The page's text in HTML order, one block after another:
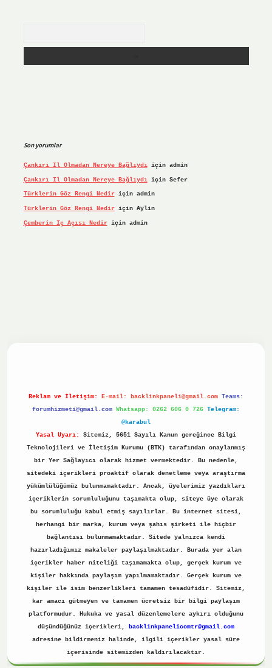
Son yorumlar
Çankırı Il Olmadan Nereye Bağlıydıiçin admin
Çankırı Il Olmadan Nereye Bağlıydıiçin Sefer
Türklerin Göz Rengi Nediriçin admin
Türklerin Göz Rengi Nediriçin Aylin
Çemberin Iç Açısı Nediriçin admin
Reklam ve İletişim: E-mail: backlinkpaneli@gmail.com Teams:
forumhizmeti@gmail.com Whatsapp: 0262 606 0 726 Telegram:
@karabul
Yasal Uyarı:
Sitemiz, 5651 Sayılı Kanun gereğince Bilgi
Teknolojileri ve İletişim Kurumu (BTK) tarafından onaylanmış
bir Yer Sağlayıcı olarak hizmet vermektedir. Bu nedenle,
sitedeki içerikleri proaktif olarak denetleme veya araştırma
yükümlülüğümüz bulunmamaktadır. Ancak, üyelerimiz yazdıkları
içeriklerin sorumluluğunu taşımakta olup, siteye üye olarak
bu sorumluluğu kabul etmiş sayılırlar. Bu internet sitesi,
herhangi bir marka, kurum veya şahıs şirketi ile hiçbir
bağlantısı bulunmamaktadır. Sitede yalnızca kendi
hazırladığımız makaleler paylaşılmaktadır. Burada yer alan
içerikler haber niteliği taşımamakta olup, gerçek kurum ve
kişiler hakkında paylaşım yapılmamaktadır. Gerçek kurum ve
kişiler ile isim benzerlikleri tamamen tesadüfidir. Sitemiz,
kar amacı gütmeyen ve tamamen ücretsiz bir bilgi paylaşım
platformudur. Hukuka ve yasal düzenlemelere aykırı olduğunu
düşündüğünüz içerikleri,
backlinkpanelicomtr@gmail.com
adresine bildirmeniz halinde, ilgili içerikler yasal süre
içerisinde sitemizden kaldırılacaktır.